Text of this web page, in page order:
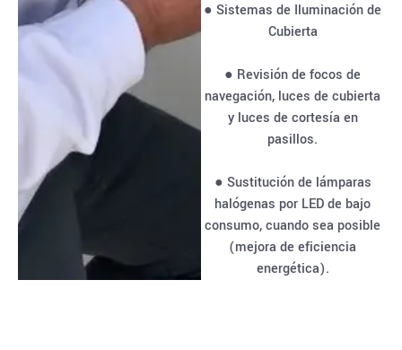
● Sistemas de Iluminación de
Cubierta
● Revisión de focos de
navegación, luces de cubierta
y luces de cortesía en
pasillos.
● Sustitución de lámparas
halógenas por LED de bajo
consumo, cuando sea posible
(mejora de eficiencia
energética).